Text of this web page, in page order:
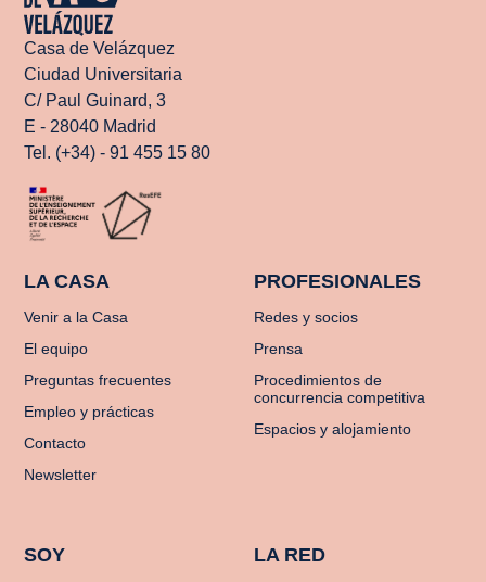
Casa de Velázquez
Ciudad Universitaria
C/ Paul Guinard, 3
E - 28040 Madrid
Tel. (+34) - 91 455 15 80
LA CASA
Venir a la Casa
El equipo
Preguntas frecuentes
Empleo y prácticas
Contacto
Newsletter
PROFESIONALES
Redes y socios
Prensa
Procedimientos de
concurrencia competitiva
Espacios y alojamiento
SOY LA RED